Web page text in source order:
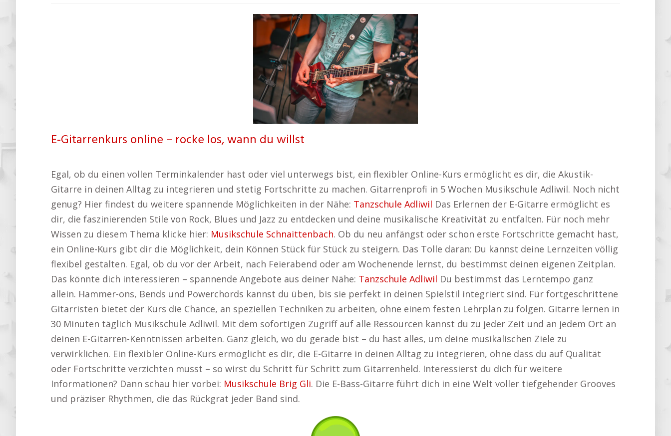
E-Gitarrenkurs online – rocke los, wann du willst
Egal, ob du einen vollen Terminkalender hast oder viel unterwegs bist, ein flexibler Online-Kurs ermöglicht es dir, die Akustik-
Gitarre in deinen Alltag zu integrieren und stetig Fortschritte zu machen. Gitarrenprofi in 5 Wochen Musikschule Adliwil. Noch nicht
genug? Hier findest du weitere spannende Möglichkeiten in der Nähe: Tanzschule Adliwil Das Erlernen der E-Gitarre ermöglicht es
dir, die faszinierenden Stile von Rock, Blues und Jazz zu entdecken und deine musikalische Kreativität zu entfalten. Für noch mehr
Wissen zu diesem Thema klicke hier: Musikschule Schnaittenbach. Ob du neu anfängst oder schon erste Fortschritte gemacht hast,
ein Online-Kurs gibt dir die Möglichkeit, dein Können Stück für Stück zu steigern. Das Tolle daran: Du kannst deine Lernzeiten völlig
flexibel gestalten. Egal, ob du vor der Arbeit, nach Feierabend oder am Wochenende lernst, du bestimmst deinen eigenen Zeitplan.
Das könnte dich interessieren – spannende Angebote aus deiner Nähe: Tanzschule Adliwil Du bestimmst das Lerntempo ganz
allein. Hammer-ons, Bends und Powerchords kannst du üben, bis sie perfekt in deinen Spielstil integriert sind. Für fortgeschrittene
Gitarristen bietet der Kurs die Chance, an speziellen Techniken zu arbeiten, ohne einem festen Lehrplan zu folgen. Gitarre lernen in
30 Minuten täglich Musikschule Adliwil. Mit dem sofortigen Zugriff auf alle Ressourcen kannst du zu jeder Zeit und an jedem Ort an
deinen E-Gitarren-Kenntnissen arbeiten. Ganz gleich, wo du gerade bist – du hast alles, um deine musikalischen Ziele zu
verwirklichen. Ein flexibler Online-Kurs ermöglicht es dir, die E-Gitarre in deinen Alltag zu integrieren, ohne dass du auf Qualität
oder Fortschritte verzichten musst – so wirst du Schritt für Schritt zum Gitarrenheld. Interessierst du dich für weitere
Informationen? Dann schau hier vorbei: Musikschule Brig Gli. Die E-Bass-Gitarre führt dich in eine Welt voller tiefgehender Grooves
und präziser Rhythmen, die das Rückgrat jeder Band sind.